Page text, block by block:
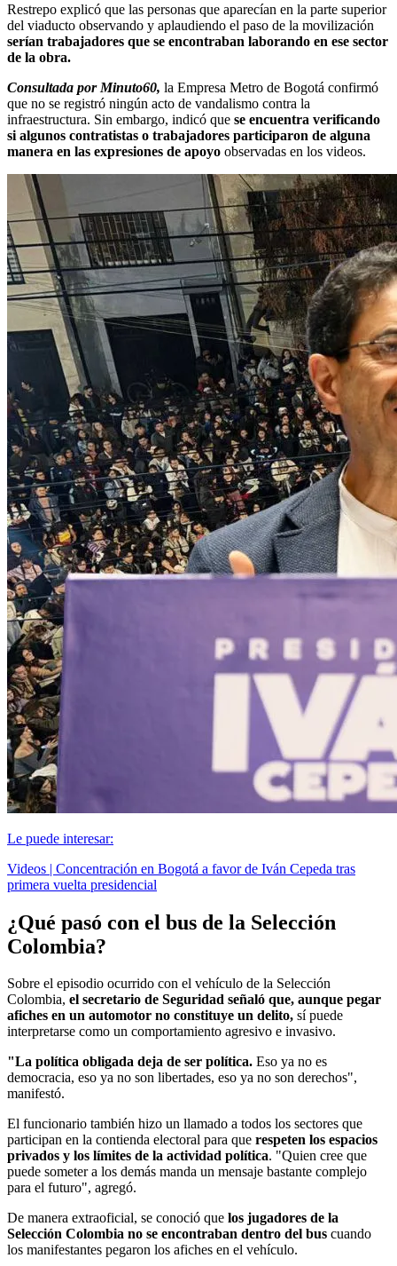
Restrepo explicó que las personas que aparecían en la parte superior
del viaducto observando y aplaudiendo el paso de la movilización
serían trabajadores que se encontraban laborando en ese sector
de la obra.
Consultada por Minuto60, la Empresa Metro de Bogotá confirmó
que no se registró ningún acto de vandalismo contra la
infraestructura. Sin embargo, indicó que se encuentra verificando
si algunos contratistas o trabajadores participaron de alguna
manera en las expresiones de apoyo observadas en los videos.
Le puede interesar:
Videos | Concentración en Bogotá a favor de Iván Cepeda tras
primera vuelta presidencial
¿Qué pasó con el bus de la Selección
Colombia?
Sobre el episodio ocurrido con el vehículo de la Selección
Colombia, el secretario de Seguridad señaló que, aunque pegar
afiches en un automotor no constituye un delito, sí puede
interpretarse como un comportamiento agresivo e invasivo.
"La política obligada deja de ser política. Eso ya no es
democracia, eso ya no son libertades, eso ya no son derechos",
manifestó.
El funcionario también hizo un llamado a todos los sectores que
participan en la contienda electoral para que respeten los espacios
privados y los límites de la actividad política. "Quien cree que
puede someter a los demás manda un mensaje bastante complejo
para el futuro", agregó.
De manera extraoficial, se conoció que los jugadores de la
Selección Colombia no se encontraban dentro del bus cuando
los manifestantes pegaron los afiches en el vehículo.